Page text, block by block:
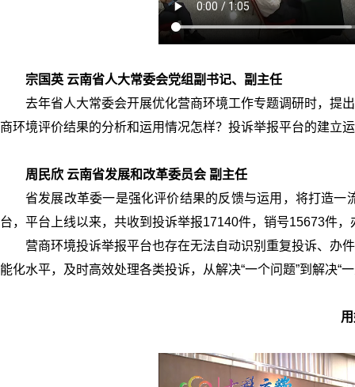
宗国英 云南省人大常委会党组副书记、副主任
去年省人大常委会开展优化营商环境工作专题调研时，提
商环境评价结果的分析和运用情况怎样？投诉举报平台的建立
周民欣 云南省发展和改革委员会 副主任
省发展改革委一是强化评价结果的反馈与运用，将打造
台，平台上线以来，共收到投诉举报17140件，销号15673件
营商环境投诉举报平台也存在无法自动识别重复投诉、办
能化水平，及时高效处理各类投诉，从解决“一个问题”到解决“